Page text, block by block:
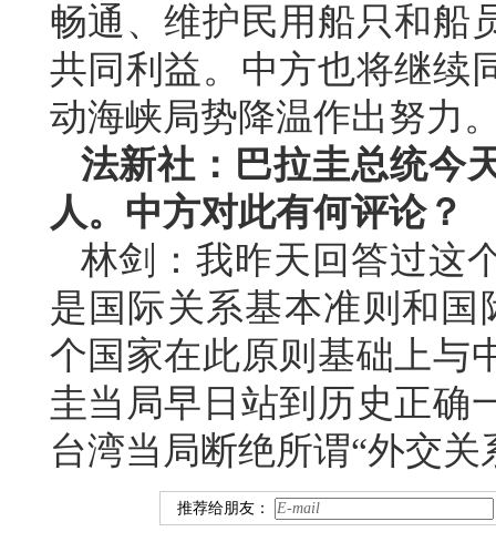
畅通、维护民用船只和船
共同利益。中方也将继续
动海峡局势降温作出努力
法新社：巴拉圭总统今
人。中方对此有何评论？
林剑：我昨天回答过这
是国际关系基本准则和国
个国家在此原则基础上与
圭当局早日站到历史正确
台湾当局断绝所谓“外交关
推荐给朋友：